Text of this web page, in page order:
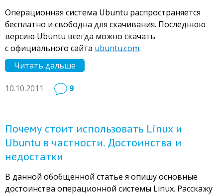
Операционная система Ubuntu распространяется
бесплатно и свободна для скачивания. Последнюю
версию Ubuntu всегда можно скачать
с официального сайта ubuntu.com.
Читать дальше
10.10.2011 9
Почему стоит использовать Linux и
Ubuntu в частности. Достоинства и
недостатки
В данной обобщенной статье я опишу основные
достоинства операционной системы Linux. Расскажу